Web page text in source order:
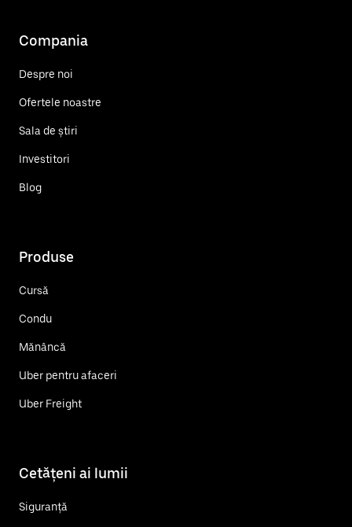
Compania
Despre noi
Ofertele noastre
Sala de știri
Investitori
Blog
Produse
Cursă
Condu
Mănâncă
Uber pentru afaceri
Uber Freight
Cetățeni ai lumii
Siguranță